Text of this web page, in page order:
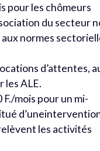
pour les chômeurs
du secteur
normes
d’attentes,
les ALE.
mois pour un mi-
les activités